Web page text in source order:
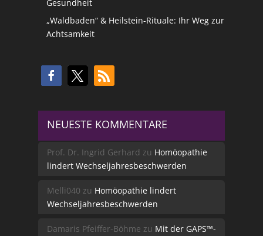
Gesundheit
„Waldbaden“ & Heilstein-Rituale: Ihr Weg zur
Achtsamkeit
NEUESTE KOMMENTARE
Prof. Dr. Ingrid Gerhard zu Homöopathie
lindert Wechseljahresbeschwerden
Melli040 zu Homöopathie lindert
Wechseljahresbeschwerden
Damaris Pfeiffer-Böhme zu Mit der GAPS™-